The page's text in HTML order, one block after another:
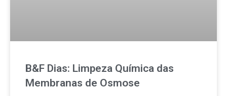
B&F Dias: Limpeza Química das
Membranas de Osmose